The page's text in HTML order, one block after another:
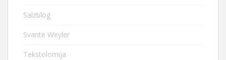
Salzblog
Svante Weyler
Tekstolomija